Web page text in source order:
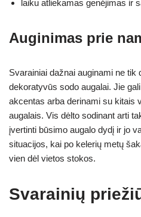
laiku atliekamas genėjimas ir
Auginimas prie
Svarainiai dažnai auginami ne tik
dekoratyvūs sodo augalai. Jie
akcentas arba derinami su kitais
augalais. Vis dėlto sodinant arti
įvertinti būsimo augalo dydį ir jo
situacijos, kai po kelerių metų
vien dėl vietos stokos.
Svarainių